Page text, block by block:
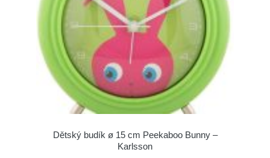
Dětský budík ø 15 cm Peekaboo Bunny –
Karlsson